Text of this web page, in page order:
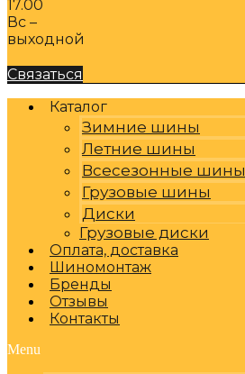
17.00
Вс –
выходной
Связаться
Каталог
Зимние шины
Летние шины
Всесезонные шины
Грузовые шины
Диски
Грузовые диски
Оплата, доставка
Шиномонтаж
Бренды
Отзывы
Контакты
Menu